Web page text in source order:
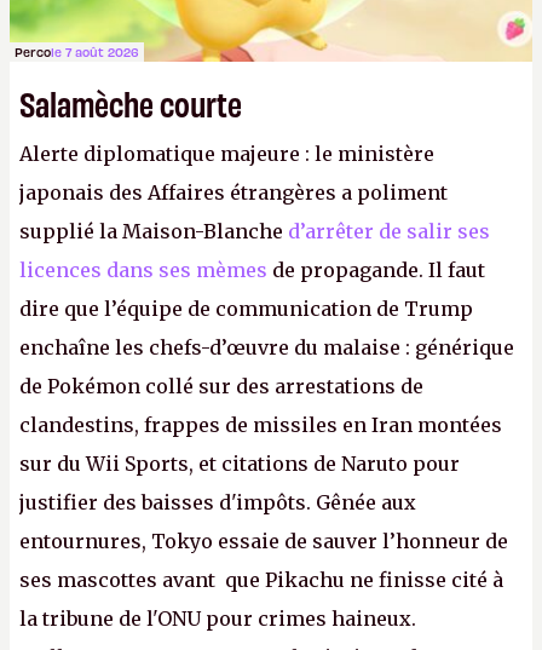
Percole 7 août 2026
Salamèche courte
Alerte diplomatique majeure : le ministère
japonais des Affaires étrangères a poliment
supplié la Maison-Blanche d’arrêter de salir ses
licences dans ses mèmes de propagande. Il faut
dire que l’équipe de communication de Trump
enchaîne les chefs-d’œuvre du malaise : générique
de Pokémon collé sur des arrestations de
clandestins, frappes de missiles en Iran montées
sur du Wii Sports, et citations de Naruto pour
justifier des baisses d'impôts. Gênée aux
entournures, Tokyo essaie de sauver l’honneur de
ses mascottes avant que Pikachu ne finisse cité à
la tribune de l'ONU pour crimes haineux.